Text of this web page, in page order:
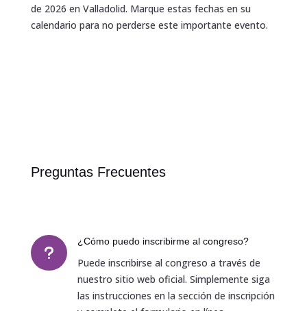
de 2026 en Valladolid. Marque estas fechas en su
calendario para no perderse este importante evento.
Preguntas Frecuentes
u
¿Cómo puedo inscribirme al congreso?
Puede inscribirse al congreso a través de
nuestro sitio web oficial. Simplemente siga
las instrucciones en la sección de inscripción